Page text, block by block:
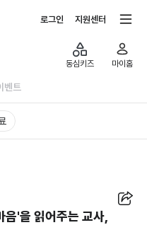
로그인 지원센터
벤트
동심키즈 마이홈
'을 읽어주는 교사,